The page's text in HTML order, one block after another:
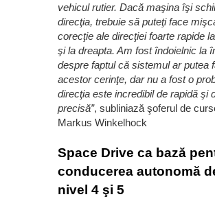
vehicul rutier. Dacă maşina îşi
direcţia, trebuie să puteţi face
corecţie ale direcţiei foarte rapide
şi la dreapta. Am fost îndoielnic la
despre faptul că sistemul ar putea
acestor cerinţe, dar nu a fost o
direcţia este incredibil de rapidă şi
precisă”, subliniază şoferul de
Markus Winkelhock
Space Drive ca bază
conducerea autonomă
nivel 4 şi 5